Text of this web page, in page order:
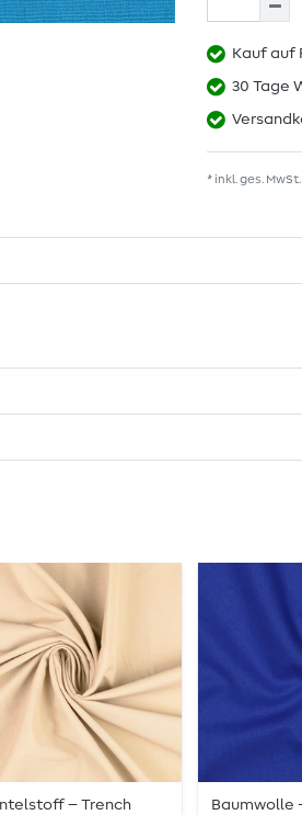
Kauf auf
30 Tage
* inkl. ges. MwSt.
– Trench
Baumwolle